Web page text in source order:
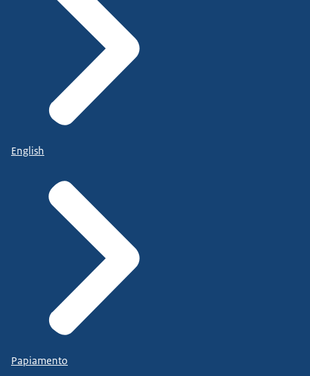
English
Papiamento